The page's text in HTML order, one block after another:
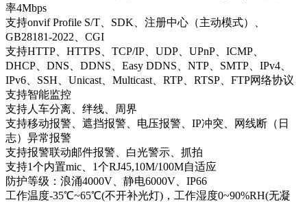
率4Mbps
支持onvif Profile S/T、SDK、注册中心（主动模式）、
GB28181-2022、CGI
支持HTTP、HTTPS、TCP/IP、UDP、UPnP、ICMP、
DHCP、DNS、DDNS、Easy DDNS、NTP、SMTP、IPv4、
IPv6、SSH、Unicast、Multicast、RTP、RTSP、FTP网络协议
支持智能监控
支持人车分离、绊线、周界
支持移动报警、遮挡报警、电压报警、IP冲突、网线断（日
志）异常报警
支持报警联动邮件报警、白光警示、抓拍
支持1个内置mic、1个RJ45,10M/100M自适应
防护等级：浪涌4000V、静电6000V、IP66
工作温度-35℃~65℃(不开补光灯)，工作湿度0~90%RH(无凝